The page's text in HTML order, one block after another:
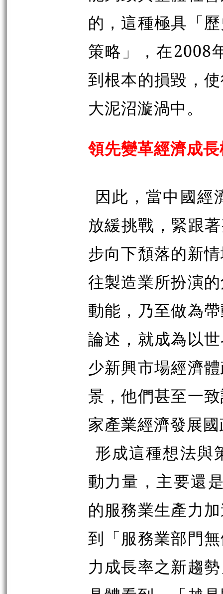
的，這種極具「
策略」，在2008
到根本的損毀，
大泥沼漩渦中。
領先變革經濟成
因此，當中國經
放緩挑戰，緊跟
步向下頹落的新
往製造業所扮演
動能，乃至做為
論述，就成為以
少新興市場經濟
景，他們甚至一
家產業經濟發展
形成這種想法與
動力量，主要還
的服務業生產力
到「服務業部門
力成長率之新趨